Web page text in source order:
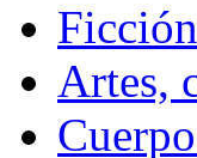
Artes,